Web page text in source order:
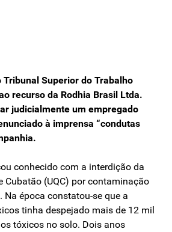
Tribunal Superior do Trabalho
recurso da Rodhia Brasil Ltda.
judicialmente um empregado
à imprensa “condutas
conhecido com a interdição da
Cubatão (UQC) por contaminação
Na época constatou-se que a
tinha despejado mais de 12 mil
tóxicos no solo. Dois anos